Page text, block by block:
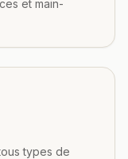
et main-
types de